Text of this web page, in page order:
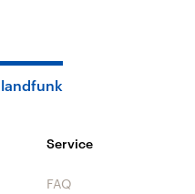
Service
FAQ